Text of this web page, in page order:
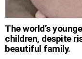
The world’s
children, despite
beautiful family.